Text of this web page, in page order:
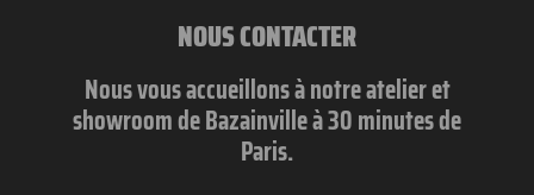
NOUS CONTACTER
Nous vous accueillons à notre atelier et
showroom de Bazainville à 30 minutes de
Paris.